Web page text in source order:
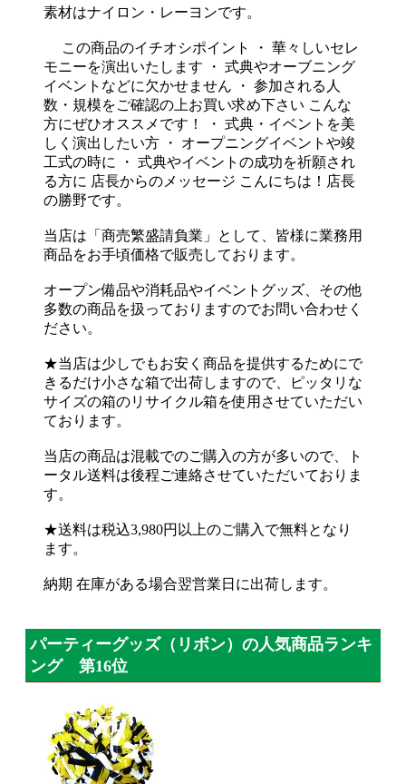
素材はナイロン・レーヨンです。
この商品のイチオシポイント ・ 華々しいセレ
モニーを演出いたします ・ 式典やオーブニング
イベントなどに欠かせません ・ 参加される人
数・規模をご確認の上お買い求め下さい こんな
方にぜひオススメです！ ・ 式典・イベントを美
しく演出したい方 ・ オープニングイベントや竣
工式の時に ・ 式典やイベントの成功を祈願され
る方に 店長からのメッセージ こんにちは！店長
の勝野です。
当店は「商売繁盛請負業」として、皆様に業務用
商品をお手頃価格で販売しております。
オープン備品や消耗品やイベントグッズ、その他
多数の商品を扱っておりますのでお問い合わせく
ださい。
★当店は少しでもお安く商品を提供するためにで
きるだけ小さな箱で出荷しますので、ピッタリな
サイズの箱のリサイクル箱を使用させていただい
ております。
当店の商品は混載でのご購入の方が多いので、ト
ータル送料は後程ご連絡させていただいておりま
す。
★送料は税込3,980円以上のご購入で無料となり
ます。
納期 在庫がある場合翌営業日に出荷します。
パーティーグッズ（リボン）の人気商品ランキ
ング 第16位